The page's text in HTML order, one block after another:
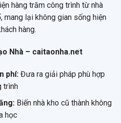
hàng trăm công trình từ nhà
mang lại không gian sống hiện
hàng.
Nhà – caitaonha.net
phí:Đưa ra giải pháp phù hợp
trình
Biến nhà kho cũ thành không
học